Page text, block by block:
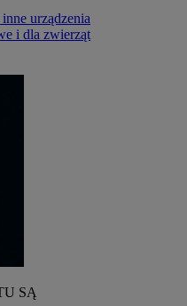
urządzenia
i dla zwierząt
SĄ